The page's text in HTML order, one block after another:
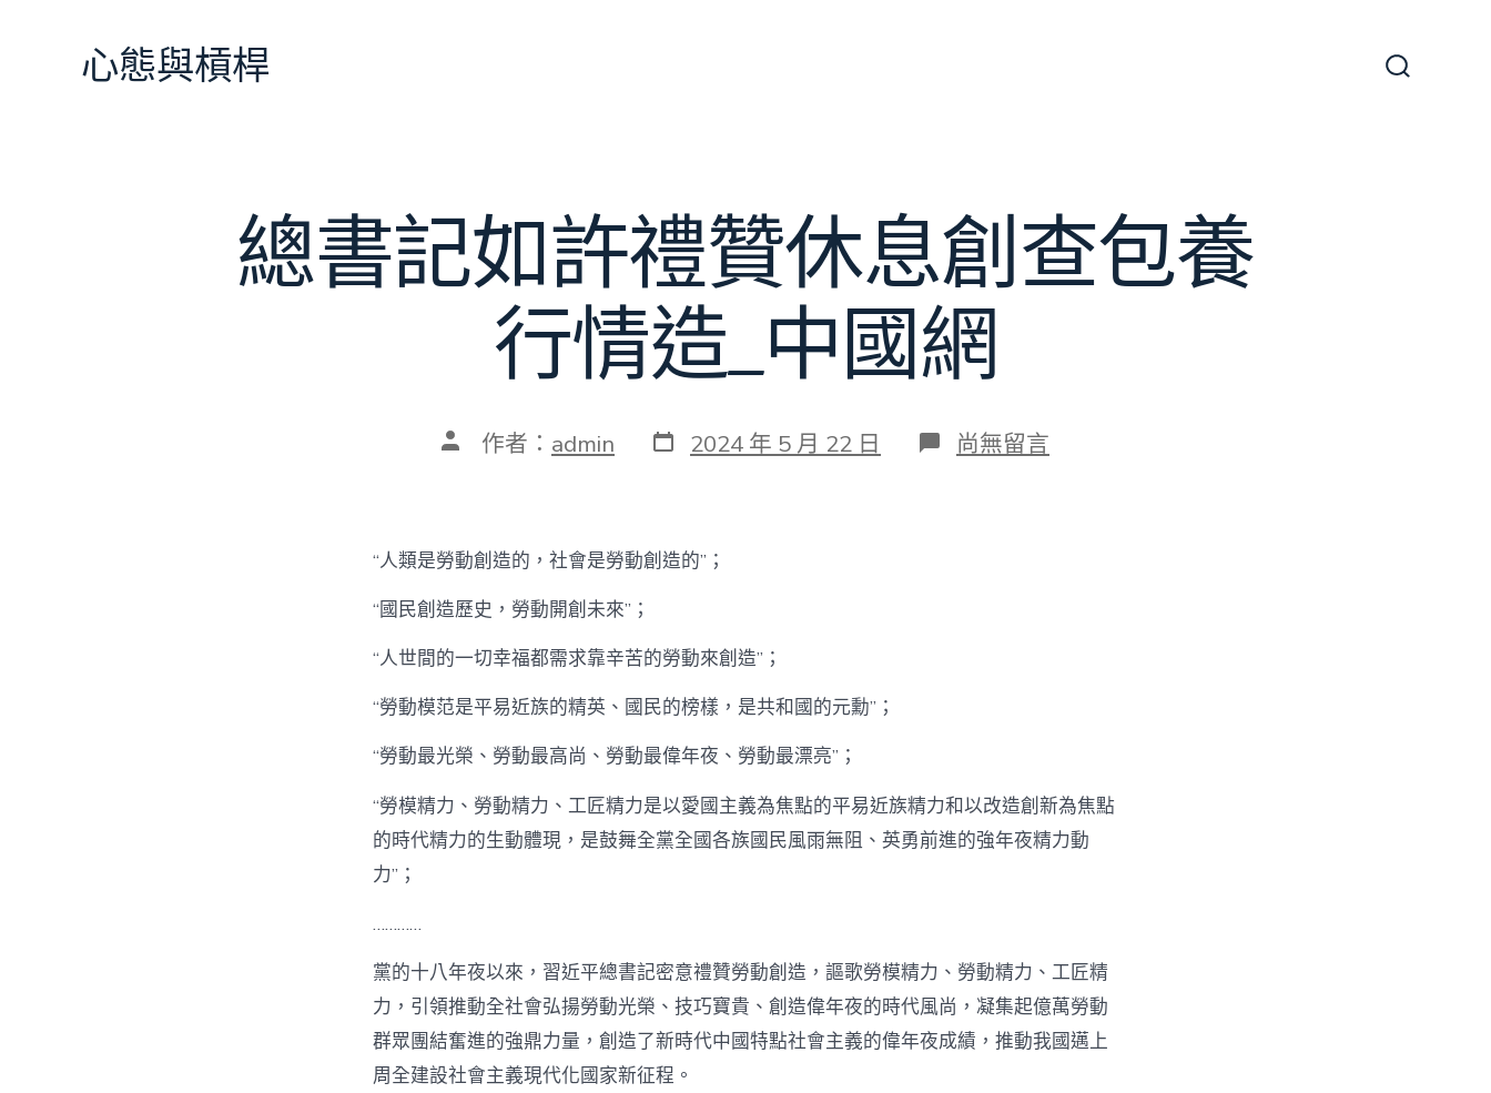
心態與槓桿
總書記如許禮贊休息創查包養
行情造_中國網
文 作者： admin 發
表
2024 年 5 月 22 日 在
〈總
造
_
中
尚無留言
“人類是勞動創造的，社會是勞動創造的”；
“國民創造歷史，勞動開創未來”；
“人世間的一切幸福都需求靠辛苦的勞動來創造”；
“勞動模范是平易近族的精英、國民的榜樣，是共和國的元勳”；
“勞動最光榮、勞動最高尚、勞動最偉年夜、勞動最漂亮”；
“勞模精力、勞動精力、工匠精力是以愛國主義為焦點的平易近族精力和以改造創新為焦點
的時代精力的生動體現，是鼓舞全黨全國各族國民風雨無阻、英勇前進的強年夜精力動
力”；
…………
黨的十八年夜以來，習近平總書記密意禮贊勞動創造，謳歌勞模精力、勞動精力、工匠精
力，引領推動全社會弘揚勞動光榮、技巧寶貴、創造偉年夜的時代風尚，凝集起億萬勞動
群眾團結奮進的強鼎力量，創造了新時代中國特點社會主義的偉年夜成績，推動我國邁上
周全建設社會主義現代化國家新征程。